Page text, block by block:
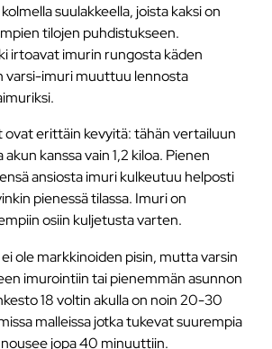
suulakkeella, joista kaksi on
tilojen puhdistukseen.
irtoavat imurin rungosta käden
varsi-imuri muuttuu lennosta
ovat erittäin kevyitä: tähän vertailuun
kanssa vain 1,2 kiloa. Pienen
ansiosta imuri kulkeutuu helposti
pienessä tilassa. Imuri on
osiin kuljetusta varten.
ole markkinoiden pisin, mutta varsin
imurointiin tai pienemmän asunnon
18 voltin akulla on noin 20-30
malleissa jotka tukevat suurempia
jopa 40 minuuttiin.